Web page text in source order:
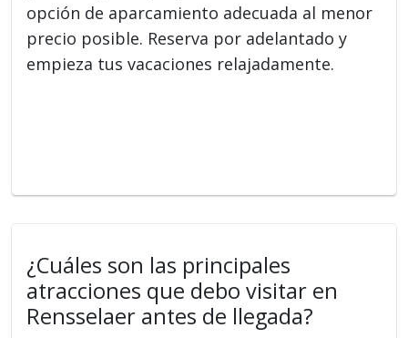
opción de aparcamiento adecuada al menor
precio posible. Reserva por adelantado y
empieza tus vacaciones relajadamente.
¿Cuáles son las principales
atracciones que debo visitar en
Rensselaer antes de llegada?